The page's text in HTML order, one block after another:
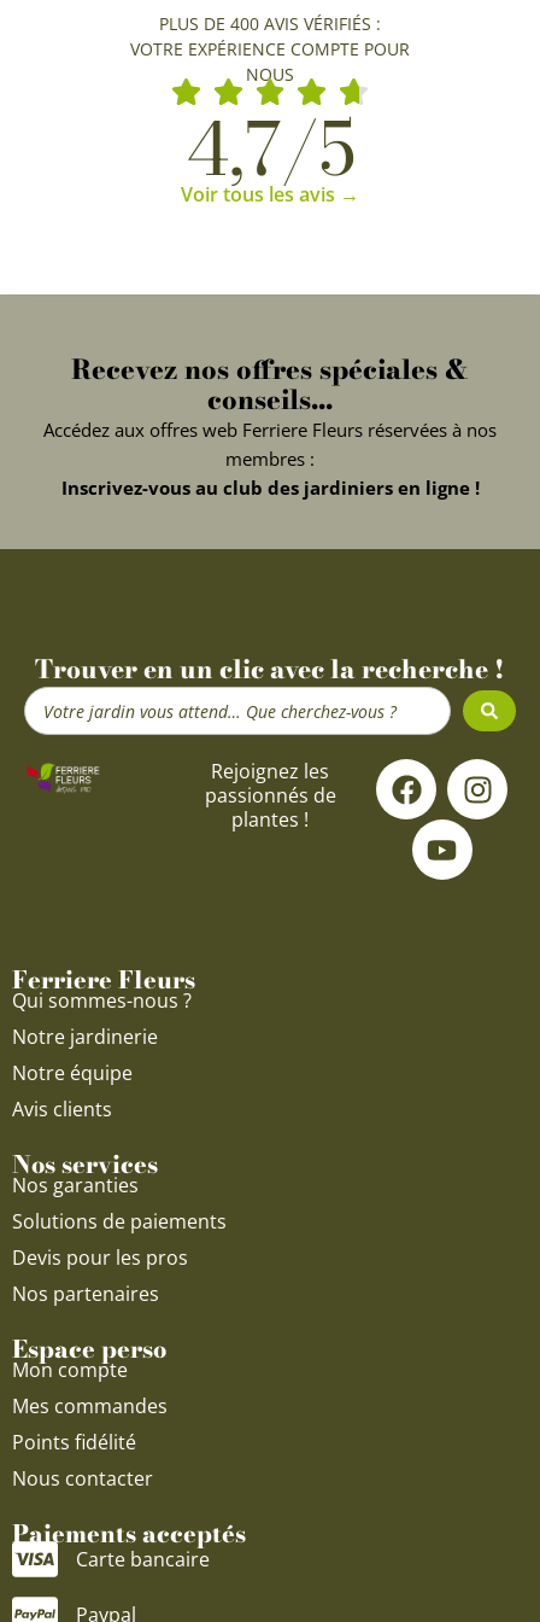
PLUS DE 400 AVIS VÉRIFIÉS :
VOTRE EXPÉRIENCE COMPTE POUR
NOUS
4,7/5
Voir tous les avis →
Recevez nos offres spéciales &
conseils...
Accédez aux offres web Ferriere Fleurs réservées à nos
membres :
Inscrivez-vous au club des jardiniers en ligne !
Trouver en un clic avec la recherche !
Search
...
Rejoignez les
passionnés de
plantes !
F
a
c
e
I
n
s
Y
o
u
t
u
Ferriere Fleurs
Qui sommes-nous ?
Notre jardinerie
Notre équipe
Avis clients
Nos services
Nos garanties
Solutions de paiements
Devis pour les pros
Nos partenaires
Espace perso
Mon compte
Mes commandes
Points fidélité
Nous contacter
Paiements acceptés
Carte bancaire
Paypal